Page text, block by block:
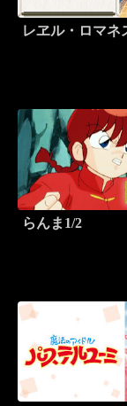
レヱル・ロマネ
らんま1/2